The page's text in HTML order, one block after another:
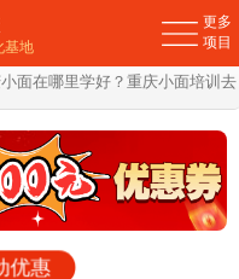
面在哪里学好？重庆小面培训去
优惠
基地
更多
项目